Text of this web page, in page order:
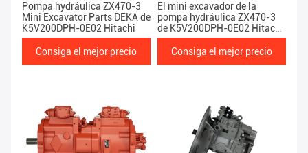
Pompa hydráulica ZX470-3
Mini Excavator Parts DEKA de
K5V200DPH-0E02 Hitachi
Consiga el mejor precio
El mini excavador de la
pompa hydráulica ZX470-3
de K5V200DPH-0E02 Hitachi
parte 47Ton
Consiga el mejor precio